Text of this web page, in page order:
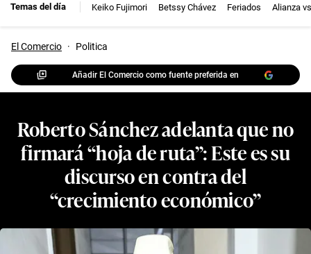
Temas del día Keiko Fujimori Betssy Chávez Feriados Alianza
El Comercio · Politica
Añadir El Comercio como fuente preferida en
Roberto Sánchez adelanta que no
firmará “hoja de ruta”: Este es su
discurso en contra del
“crecimiento económico”